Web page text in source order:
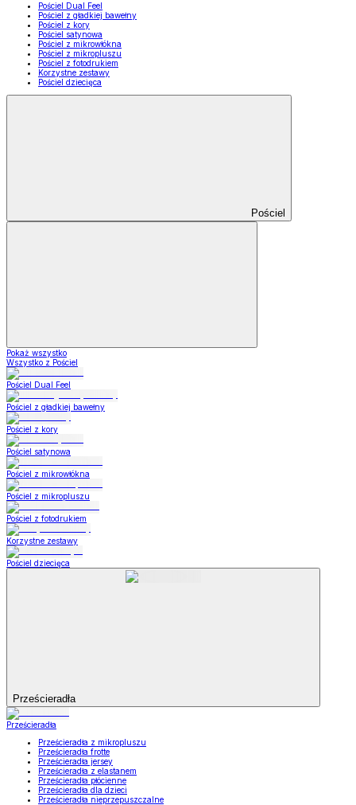
Pościel Dual Feel
Pościel z gładkiej bawełny
Pościel z kory
Pościel satynowa
Pościel z mikrowłókna
Pościel z mikropluszu
Pościel z fotodrukiem
Korzystne zestawy
Pościel dziecięca
Pościel
Pokaż wszystko
Wszystko z Pościel
Pościel Dual Feel
Pościel z gładkiej bawełny
Pościel z kory
Pościel satynowa
Pościel z mikrowłókna
Pościel z mikropluszu
Pościel z fotodrukiem
Korzystne zestawy
Pościel dziecięca
Prześcieradła
Prześcieradła
Prześcieradła z mikropluszu
Prześcieradła frotte
Prześcieradła jersey
Prześcieradła z elastanem
Prześcieradła płócienne
Prześcieradła dla dzieci
Prześcieradła nieprzepuszczalne